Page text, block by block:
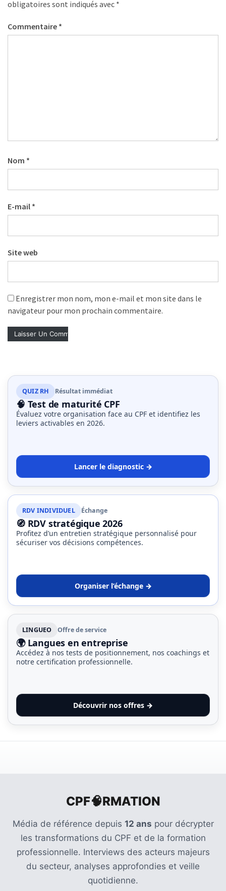
(32)
Certification
(28)
obligatoires sont indiqués avec *
Commentaire *
Nom *
E-mail *
Site web
Enregistrer mon nom, mon e-mail et mon site dans le
navigateur pour mon prochain commentaire.
QUIZ RH Résultat immédiat
🧠 Test de maturité CPF
Évaluez votre organisation face au CPF et identifiez les
leviers activables en 2026.
Lancer le diagnostic →
RDV INDIVIDUEL Échange
🧭 RDV stratégique 2026
Profitez d’un entretien stratégique personnalisé pour
sécuriser vos décisions compétences.
Organiser l’échange →
LINGUEO Offre de service
🌍 Langues en entreprise
Accédez à nos tests de positionnement, nos coachings et
notre certification professionnelle.
Découvrir nos offres →
CPF🧠RMATION
Média de référence depuis 12 ans pour décrypter
les transformations du CPF et de la formation
professionnelle. Interviews des acteurs majeurs
du secteur, analyses approfondies et veille
quotidienne.